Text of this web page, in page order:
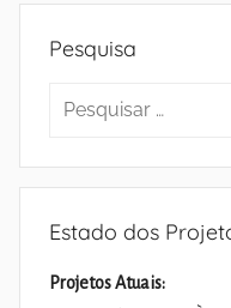
Pesquisa
Pesquisar
Estado dos
Projetos Atuais: